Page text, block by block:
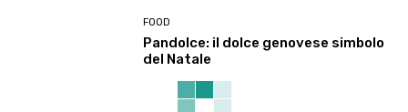
FOOD
Pandolce: il dolce genovese simbolo
del Natale